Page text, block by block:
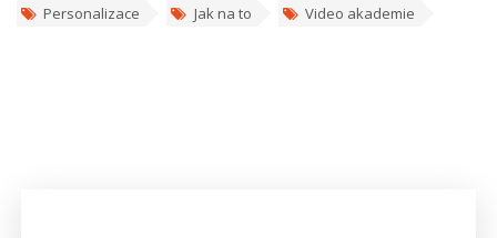
Personalizace
Jak na to Video akademie